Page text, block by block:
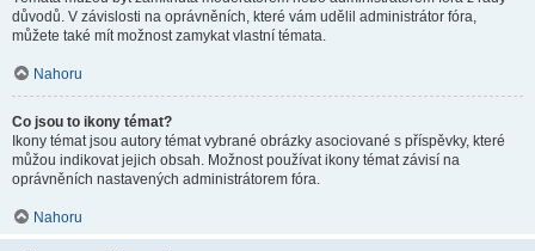
důvodů. V závislosti na oprávněních, které vám udělil administrátor fóra,
můžete také mít možnost zamykat vlastní témata.
Nahoru
Co jsou to ikony témat?
Ikony témat jsou autory témat vybrané obrázky asociované s příspěvky, které
můžou indikovat jejich obsah. Možnost používat ikony témat závisí na
oprávněních nastavených administrátorem fóra.
Nahoru